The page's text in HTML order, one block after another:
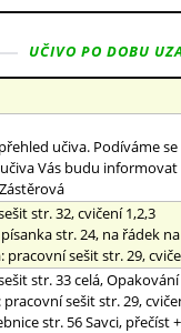
UČIVO PO DOBU
učiva. Podíváme
Vás budu
str. 32, cvičení 1,2,3
řádek napište
sešit str. 29,
str. 33 celá,
sešit str. 29, cvičení
56 Savci, přečíst +